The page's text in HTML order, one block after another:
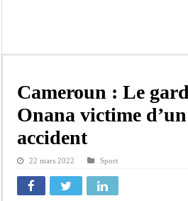
Banditisme : Fily Sané, ancien Lieutenant du
Affaire Farba Ngom : La balle, dans le camp
Succession de Pape Thiaw : la bombe à
Baisse des réserves de sang : au CNTS de
Cameroun : Le
Onana victime
accident
22 mars 2022 Sport